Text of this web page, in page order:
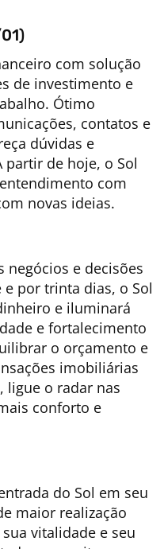
com solução
de investimento e
Ótimo
contatos e
dúvidas e
partir de hoje, o Sol
com
novas ideias.
negócios e decisões
por trinta dias, o Sol
e iluminará
e fortalecimento
o orçamento e
imobiliárias
ligue o radar nas
conforto e
do Sol em seu
maior realização
vitalidade e seu